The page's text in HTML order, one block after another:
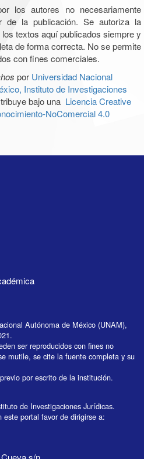
los autores no necesariamente
de la publicación. Se autoriza la
textos aquí publicados siempre y
de forma correcta. No se permite
con fines comerciales.
por Universidad Nacional
Instituto de Investigaciones
bajo una Licencia Creative
NoComercial 4.0
Autónoma de México (UNAM),
ser reproducidos con fines no
mutile, se cite la fuente completa y su
por escrito de la institución.
de Investigaciones Jurídicas.
este portal favor de dirigirse a: